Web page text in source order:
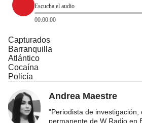
Escucha el audio
00:00:00
Capturados
Barranquilla
Atlántico
Cocaína
Policía
Andrea Maestre
"Periodista de investigación,
permanente de W Radio en